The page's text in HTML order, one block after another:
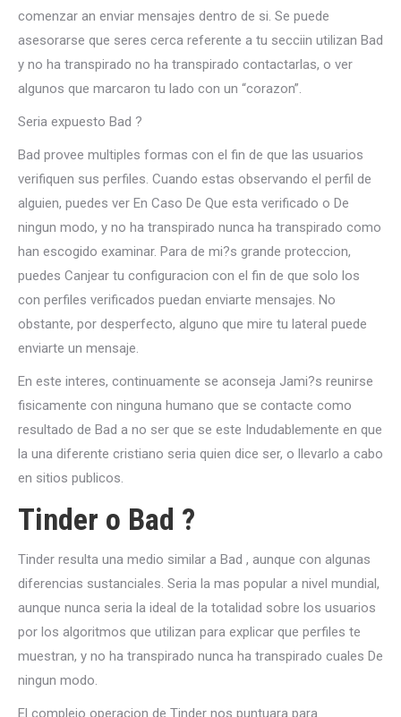
comenzar an enviar mensajes dentro de si. Se puede
asesorarse que seres cerca referente a tu secciin utilizan Bad
y no ha transpirado no ha transpirado contactarlas, o ver
algunos que marcaron tu lado con un “corazon”.
Seri­a expuesto Bad ?
Bad provee multiples formas con el fin de que las usuarios
verifiquen sus perfiles. Cuando estas observando el perfil de
alguien, puedes ver En Caso De Que esta verificado o De
ningun modo, y no ha transpirado nunca ha transpirado como
han escogido examinar. Para de mi?s grande proteccion,
puedes Canjear tu configuracion con el fin de que solo los
con perfiles verificados puedan enviarte mensajes. No
obstante, por desperfecto, alguno que mire tu lateral puede
enviarte un mensaje.
En este interes, continuamente se aconseja Jami?s reunirse
fisicamente con ninguna humano que se contacte como
resultado de Bad a no ser que se este Indudablemente en que
la una diferente cristiano seri­a quien dice ser, o llevarlo a cabo
en sitios publicos.
Tinder o Bad ?
Tinder resulta una medio similar a Bad , aunque con algunas
diferencias sustanciales. Seri­a la mas popular a nivel mundial,
aunque nunca seri­a la ideal de la totalidad sobre los usuarios
por los algoritmos que utilizan para explicar que perfiles te
muestran, y no ha transpirado nunca ha transpirado cuales De
ningun modo.
El complejo operacion de Tinder nos puntuara para